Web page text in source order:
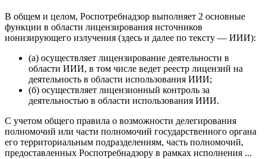
В общем и целом, Роспотребнадзор выполняет 2 основные
функции в области лицензирования источников
ионизирующего излучения (здесь и далее по тексту — ИИИ):
(а) осуществляет лицензирование деятельности в
области ИИИ, в том числе ведет реестр лицензий на
деятельность в области использования ИИИ;
(б) осуществляет лицензионный контроль за
деятельностью в области использования ИИИ.
C учетом общего правила о возможности делегирования
полномочий или части полномочий государственного органа
его территориальным подразделениям, часть полномочий,
предоставленных Роспотребнадзору в рамках исполнения ...